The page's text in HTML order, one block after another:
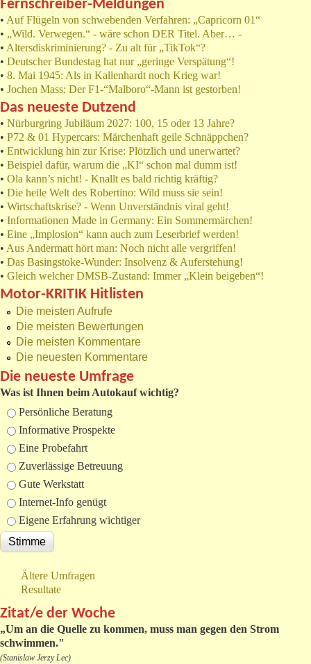
Fernschreiber-Meldungen
• Auf Flügeln von schwebenden Verfahren: „Capricorn 01“
• „Wild. Verwegen.“ - wäre schon DER Titel. Aber… -
• Altersdiskriminierung? - Zu alt für „TikTok“?
• Deutscher Bundestag hat nur „geringe Verspätung“!
• 8. Mai 1945: Als in Kallenhardt noch Krieg war!
• Jochen Mass: Der F1-“Malboro“-Mann ist gestorben!
Das neueste Dutzend
• Nürburgring Jubiläum 2027: 100, 15 oder 13 Jahre?
• P72 & 01 Hypercars: Märchenhaft geile Schnäppchen?
• Entwicklung hin zur Krise: Plötzlich und unerwartet?
• Beispiel dafür, warum die „KI“ schon mal dumm ist!
• Ola kann’s nicht! - Knallt es bald richtig kräftig?
• Die heile Welt des Robertino: Wild muss sie sein!
• Wirtschaftskrise? - Wenn Unverständnis viral geht!
• Informationen Made in Germany: Ein Sommermärchen!
• Eine „Implosion“ kann auch zum Leserbrief werden!
• Aus Andermatt hört man: Noch nicht alle vergriffen!
• Das Basingstoke-Wunder: Insolvenz & Auferstehung!
• Gleich welcher DMSB-Zustand: Immer „Klein beigeben“!
Motor-KRITIK Hitlisten
Die meisten Aufrufe
Die meisten Bewertungen
Die meisten Kommentare
Die neuesten Kommentare
Die neueste Umfrage
Was ist Ihnen beim Autokauf wichtig?
Auswahlmöglichkeiten
Persönliche Beratung
Informative Prospekte
Eine Probefahrt
Zuverlässige Betreuung
Gute Werkstatt
Internet-Info genügt
Eigene Erfahrung wichtiger
Ältere Umfragen
Resultate
Zitat/e der Woche
„Um an die Quelle zu kommen, muss man gegen den Strom
schwimmen."
(Stanislaw Jerzy Lec)